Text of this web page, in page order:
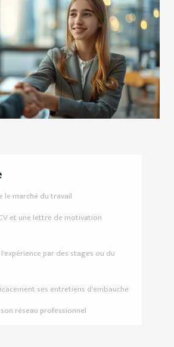
le marché du travail
et une lettre de motivation
par des stages ou du
ses entretiens d'embauche
réseau professionnel